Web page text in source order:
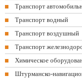
Транспорт
Транспорт водный
Транспорт воздушный
Транспорт
Химическое
Штурманско-